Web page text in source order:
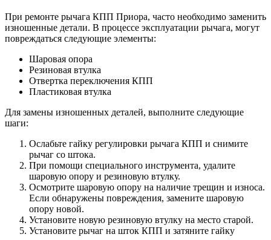
При ремонте рычага КПП Приора, часто необходимо заменить
изношенные детали. В процессе эксплуатации рычага, могут
повреждаться следующие элементы:
Шаровая опора
Резиновая втулка
Отвертка переключения КПП
Пластиковая втулка
Для замены изношенных деталей, выполните следующие
шаги:
Ослабьте гайку регулировки рычага КПП и снимите
рычаг со штока.
При помощи специального инструмента, удалите
шаровую опору и резиновую втулку.
Осмотрите шаровую опору на наличие трещин и износа.
Если обнаружены повреждения, замените шаровую
опору новой.
Установите новую резиновую втулку на место старой.
Установите рычаг на шток КПП и затяните гайку